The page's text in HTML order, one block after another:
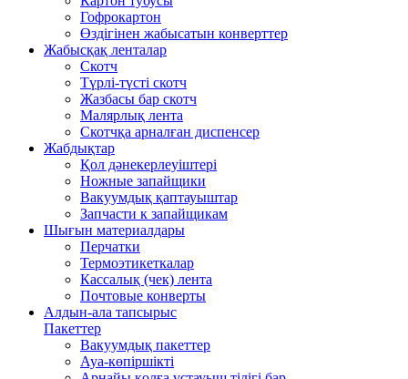
Гофрокартон
Өздігінен жабысатын конверттер
Жабысқақ ленталар
Скотч
Түрлі-түсті скотч
Жазбасы бар скотч
Малярлық лента
Скотчқа арналған диспенсер
Жабдықтар
Қол дәнекерлеуіштері
Ножные запайщики
Вакуумдық қаптауыштар
Запчасти к запайщикам
Шығын материалдары
Перчатки
Термоэтикеткалар
Кассалық (чек) лента
Почтовые конверты
Алдын-ала тапсырыс
Пакеттер
Вакуумдық пакеттер
Ауа-көпіршікті